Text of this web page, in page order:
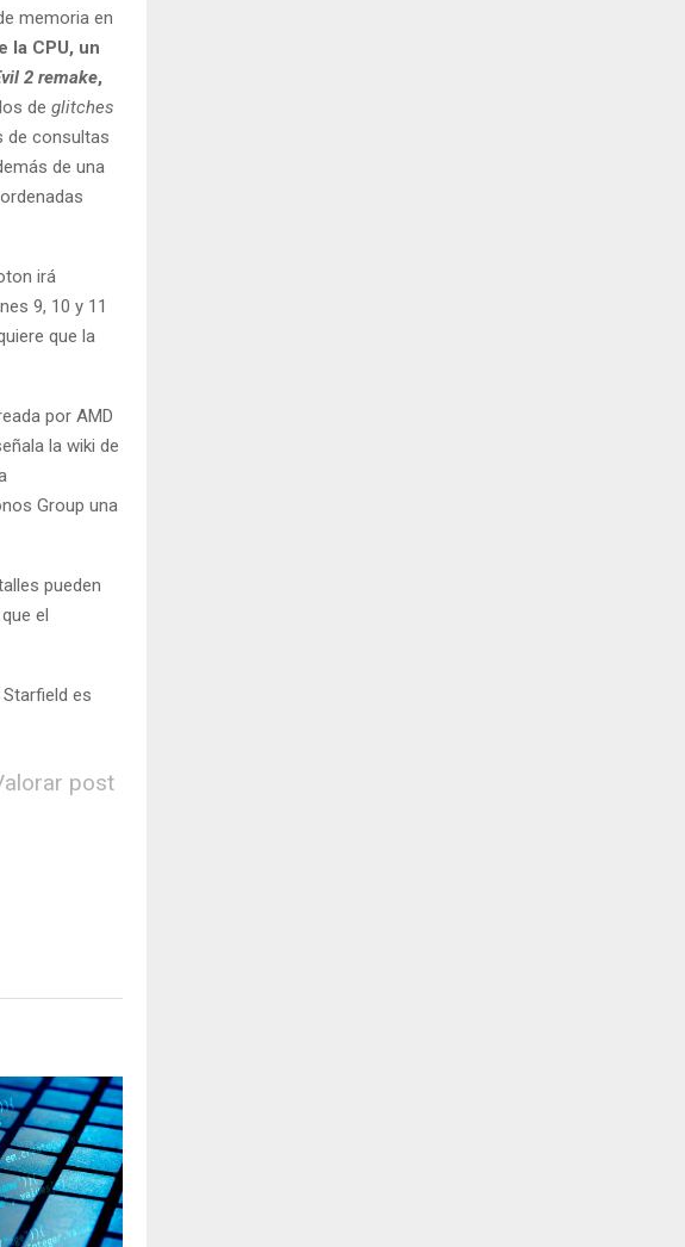
memoria en
la CPU, un
2 remake,
de glitches
de consultas
de una
irá
9, 10 y 11
que la
por AMD
la wiki de
Group una
pueden
el
es
post